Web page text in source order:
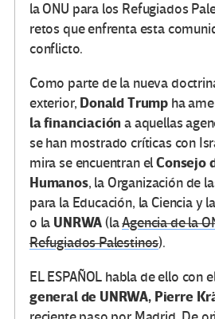
la ONU para los Refugiados
retos que enfrenta esta
conflicto.
Como parte de la nueva
exterior, Donald Trump ha
la financiación a aquellas
se han mostrado críticas con
mira se encuentran elConsejo
Humanos, la Organización de
para la Educación, la Ciencia y
o la UNRWA(laAgencia de la
Refugiados Palestinos).
EL ESPAÑOL habla de ello con
general de UNRWA, Pierre